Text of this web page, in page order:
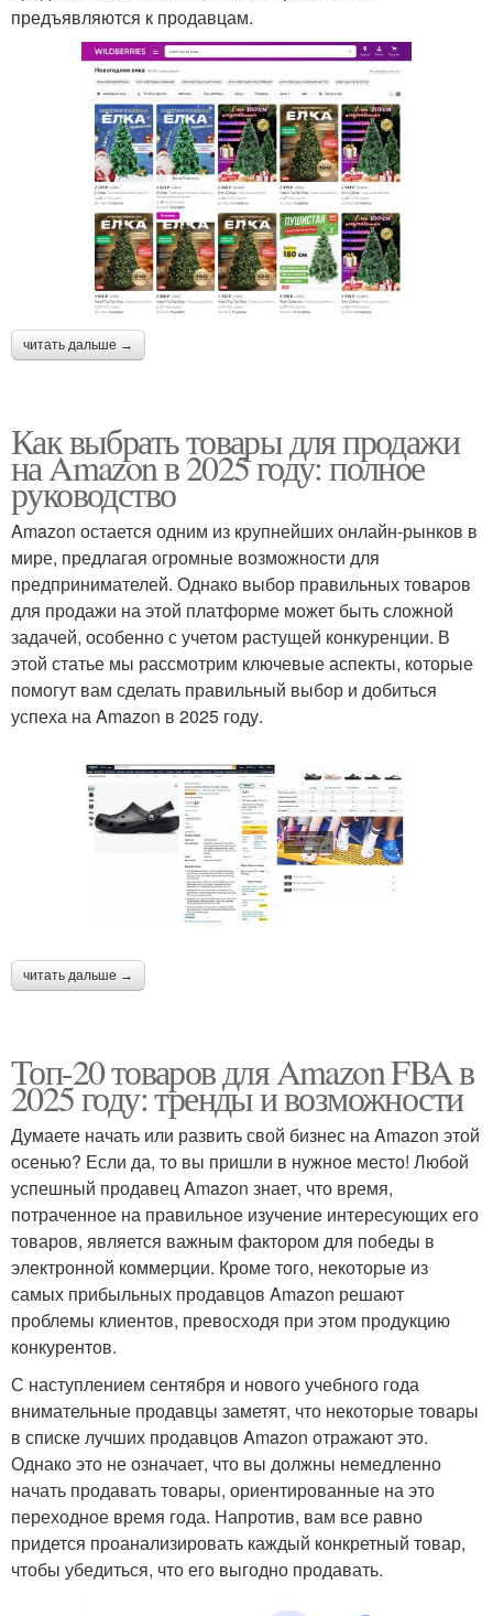
предъявляются к продавцам.
читать дальше →
Как выбрать товары для продажи
на Amazon в 2025 году: полное
руководство
Amazon остается одним из крупнейших онлайн-рынков в
мире, предлагая огромные возможности для
предпринимателей. Однако выбор правильных товаров
для продажи на этой платформе может быть сложной
задачей, особенно с учетом растущей конкуренции. В
этой статье мы рассмотрим ключевые аспекты, которые
помогут вам сделать правильный выбор и добиться
успеха на Amazon в 2025 году.
читать дальше →
Топ-20 товаров для Amazon FBA в
2025 году: тренды и возможности
Думаете начать или развить свой бизнес на Amazon этой
осенью? Если да, то вы пришли в нужное место! Любой
успешный продавец Amazon знает, что время,
потраченное на правильное изучение интересующих его
товаров, является важным фактором для победы в
электронной коммерции. Кроме того, некоторые из
самых прибыльных продавцов Amazon решают
проблемы клиентов, превосходя при этом продукцию
конкурентов.
С наступлением сентября и нового учебного года
внимательные продавцы заметят, что некоторые товары
в списке лучших продавцов Amazon отражают это.
Однако это не означает, что вы должны немедленно
начать продавать товары, ориентированные на это
переходное время года. Напротив, вам все равно
придется проанализировать каждый конкретный товар,
чтобы убедиться, что его выгодно продавать.